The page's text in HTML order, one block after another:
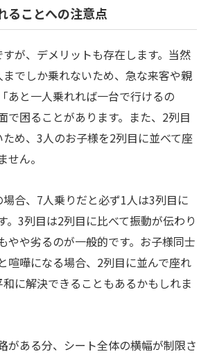
ることへの注意点
が、デメリットも存在します。当然
でしか乗れないため、急な来客や親
あと一人乗れれば一台で行けるの
困ることがあります。また、2列目
め、3人のお子様を2列目に並べて座
せん。
合、7人乗りだと必ず1人は3列目に
。3列目は2列目に比べて振動が伝わり
やや劣るのが一般的です。お子様同士
喧嘩になる場合、2列目に並んで座れ
に解決できることもあるかもしれま
がある分、シート全体の横幅が制限さ